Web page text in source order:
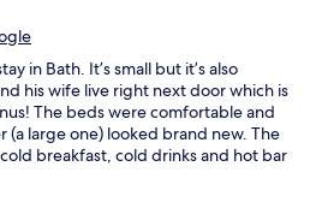
in Bath. It’s small but it’s also
his wife live right next door which is
The beds were comfortable and
(a large one) looked brand new. The
breakfast, cold drinks and hot bar